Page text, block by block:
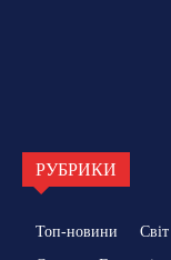
РУБРИКИ
Топ-новини Світ